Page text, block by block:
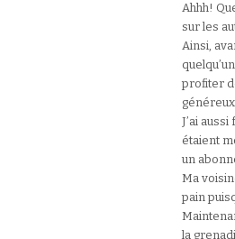
Ahhh!
sur les
Ainsi,
profiter
J’ai
étaient
un
Ma
pain
la